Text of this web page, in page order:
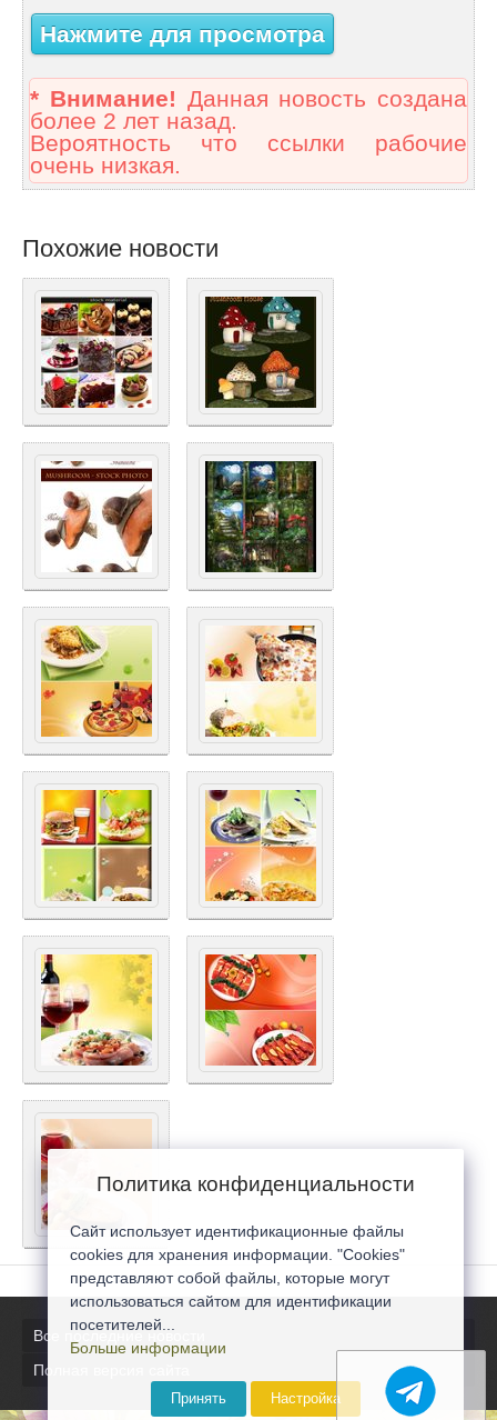
Нажмите для просмотра
* Внимание! Данная новость создана
более 2 лет назад.
Вероятность что ссылки рабочие
очень низкая.
Похожие новости
Все последние новости
Полная версия сайта
Политика конфиденциальности
Сайт использует идентификационные файлы
cookies для хранения информации. "Cookies"
представляют собой файлы, которые могут
использоваться сайтом для идентификации
посетителей...
Больше информации
Принять Настройка